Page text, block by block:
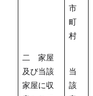
市
町
村
二 家屋
及び当該
家屋に収
当
該